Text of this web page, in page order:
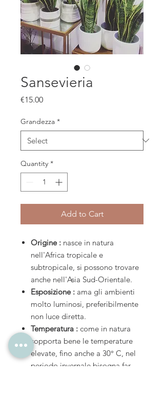
Sansevieria
€15.00Price
Grandezza *
Quantity *
Add to Cart
Origine : nasce in natura
nell'Africa tropicale e
subtropicale, si possono trovare
anche nell'Asia Sud-Orientale.
Esposizione : ama gli ambienti
molto luminosi, preferibilmente
non luce diretta.
Temperatura : come in natura
sopporta bene le temperature
elevate, fino anche a 30° C, nel
periodo invernale bisogna far